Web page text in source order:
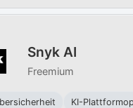
Snyk AI
Freemium
KI-